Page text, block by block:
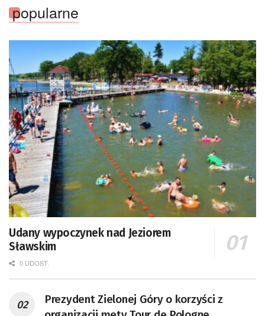
popularne
Udany wypoczynek nad Jeziorem
Sławskim
0 UDOST.
Prezydent Zielonej Góry o korzyści z